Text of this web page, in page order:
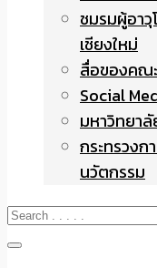
ชมรมผู้อา
เชียงใหม่
สื่อของคณ
Social
มหาวิทยาลั
กระทรวงก
นวัตกรรม